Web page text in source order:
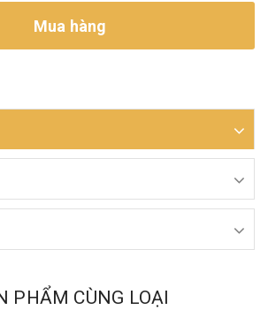
Mua hàng
PHẨM CÙNG LOẠI